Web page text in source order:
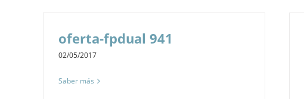
oferta-fpdual 941
02/05/2017
Saber más